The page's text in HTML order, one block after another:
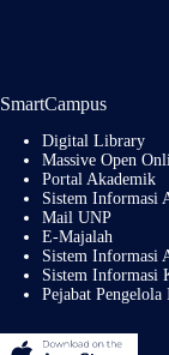
SmartCampus
Digital Library
Massive Open
Portal Akademik
Sistem Informasi
Mail UNP
E-Majalah
Sistem Informasi
Sistem Informasi
Pejabat